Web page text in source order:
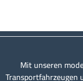
Mit unseren
Transportfahrzeugen